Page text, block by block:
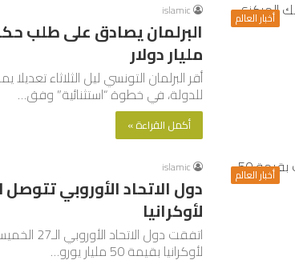
أخبار العالم islamic
مليار دولار
أقر البرلمان التونسي ليل الثلاثاء
للدولة، في خطوة “استثنائية” وفق…
أكمل القراءة »
أخبار العالم islamic
لأوكرانيا
اتفقت
لأوكرانيا بقيمة 50 مليار يورو…